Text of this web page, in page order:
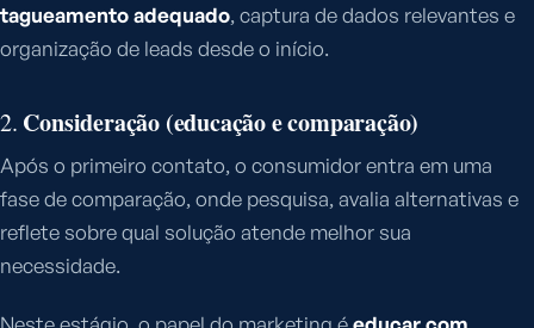
tagueamento adequado, captura de dados relevantes e
organização de leads desde o início.
2. Consideração (educação e comparação)
Após o primeiro contato, o consumidor entra em uma
fase de comparação, onde pesquisa, avalia alternativas e
reflete sobre qual solução atende melhor sua
necessidade.